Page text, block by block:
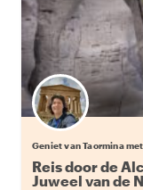
Geniet van Taormina
Reis door de
Juweel van de